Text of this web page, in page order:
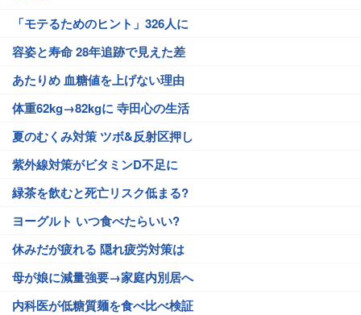
「モテるためのヒント」326人に
容姿と寿命 28年追跡で見えた差
あたりめ 血糖値を上げない理由
体重62kg→82kgに 寺田心の生活
夏のむくみ対策 ツボ&反射区押し
紫外線対策がビタミンD不足に
緑茶を飲むと死亡リスク低まる?
ヨーグルト いつ食べたらいい?
休みだが疲れる 隠れ疲労対策は
母が娘に減量強要→家庭内別居へ
内科医が低糖質麺を食べ比べ検証